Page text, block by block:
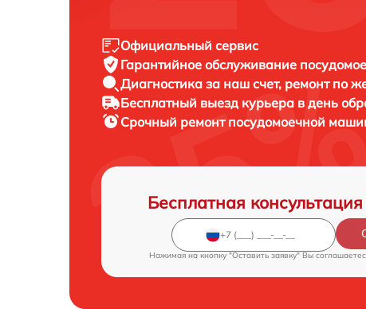
Официальный сервис
Гарантийное обслуживание
Диагностика за наш счет, ремонт по
Бесплатный выезд курьера в день
Срочный ремонт посудомоечной
Бесплатная
Нажимая на кнопку "Оставить заявку" Вы